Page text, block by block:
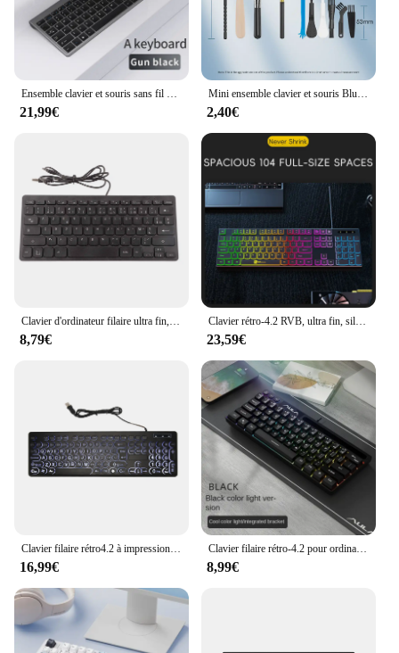
Ensemble clavier et souris sans fil Bluetooth 5.0 et 2.4G, Limitation ChlorMini, Ordinateur portable, PC, TV, iPad, Macbook, Android
21,99€
Mini ensemble clavier et souris Bluetooth sans fil, 2.4GHz, 3A, alimenté par batterie, 1200 ug I, clavier de jeu ultra-fin pour PC Apple Huawei
2,40€
Clavier d'ordinateur filaire ultra fin, 78 touches, muet, mini interface USB, ordinateur de bureau, petite langue
8,79€
Clavier rétro-4.2 RVB, ultra fin, silencieux, 104 prédire, mini, muet, USB, ergonomique, pour ordinateur portable, PC, anglais
23,59€
Clavier filaire rétro4.2 à impression large, 104 touches, 104 touches, standard professionnel, adapté pour les appareils ElmainVisually Immes
16,99€
Clavier filaire rétro-4.2 pour ordinateur, 61 prédire, mini gaming 60%, bureau, procureur, RVB, rose
8,99€